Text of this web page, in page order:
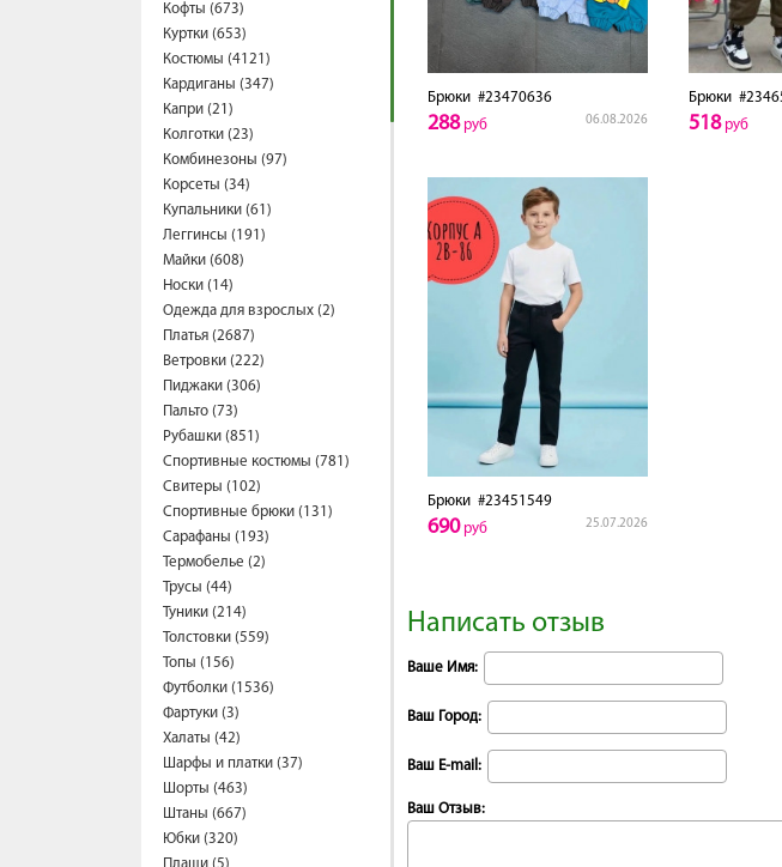
Кофты (673)
Куртки (653)
Костюмы (4121)
Кардиганы (347)
Капри (21)
Колготки (23)
Комбинезоны (97)
Корсеты (34)
Купальники (61)
Леггинсы (191)
Майки (608)
Носки (14)
Одежда для взрослых (2)
Платья (2687)
Ветровки (222)
Пиджаки (306)
Пальто (73)
Рубашки (851)
Спортивные костюмы (781)
Свитеры (102)
Спортивные брюки (131)
Сарафаны (193)
Термобелье (2)
Трусы (44)
Туники (214)
Толстовки (559)
Топы (156)
Футболки (1536)
Фартуки (3)
Халаты (42)
Шарфы и платки (37)
Шорты (463)
Штаны (667)
Юбки (320)
Брюки #23470636
06.08.2026
288руб
Брюки
518руб
Брюки #23451549
25.07.2026
690руб
Написать отзыв
Ваше Имя:
Ваш Город:
Ваш E-mail:
Ваш Отзыв: